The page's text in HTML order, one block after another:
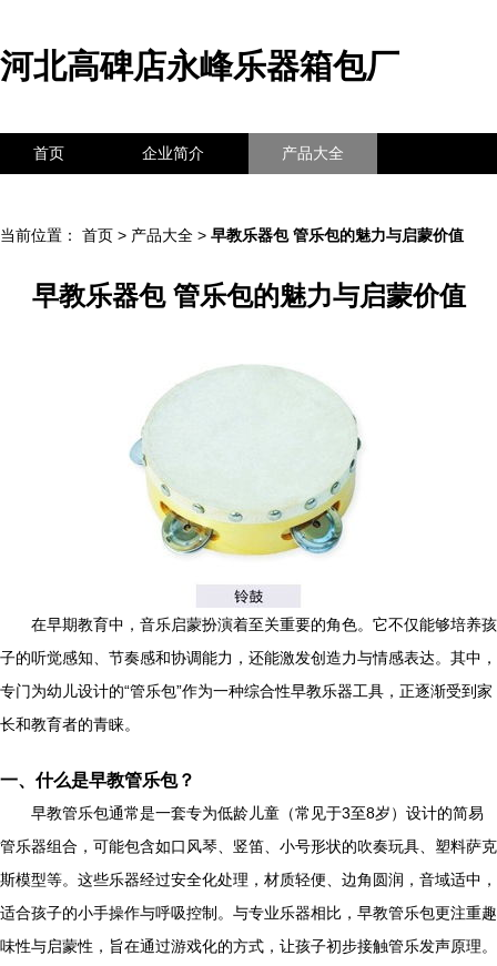
河北高碑店永峰乐器箱包厂
首页 企业简介 产品大全
当前位置： 首页 > 产品大全 > 早教乐器包 管乐包的魅力与启蒙价值
早教乐器包 管乐包的魅力与启蒙价值
在早期教育中，音乐启蒙扮演着至关重要的角色。它不仅能够培养孩
子的听觉感知、节奏感和协调能力，还能激发创造力与情感表达。其中，
专门为幼儿设计的“管乐包”作为一种综合性早教乐器工具，正逐渐受到家
长和教育者的青睐。
一、什么是早教管乐包？
早教管乐包通常是一套专为低龄儿童（常见于3至8岁）设计的简易
管乐器组合，可能包含如口风琴、竖笛、小号形状的吹奏玩具、塑料萨克
斯模型等。这些乐器经过安全化处理，材质轻便、边角圆润，音域适中，
适合孩子的小手操作与呼吸控制。与专业乐器相比，早教管乐包更注重趣
味性与启蒙性，旨在通过游戏化的方式，让孩子初步接触管乐发声原理。